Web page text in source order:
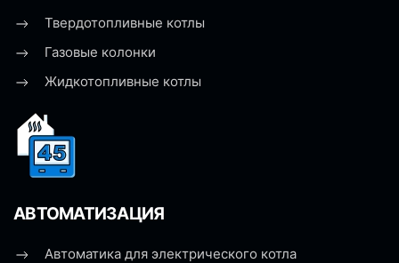
Твердотопливные котлы
Газовые колонки
Жидкотопливные котлы
АВТОМАТИЗАЦИЯ
Автоматика для электрического котла